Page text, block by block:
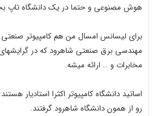
هوش مصنوعی و حتما در یک دانشگاه تاپ
برای لیسانس امسال من هم کامپیوتر
مهندسی برق صنعتی شاهرود که در گرایشهای
مخابرات و .. ارائه میشه.
اساتید دانشگاه کامپیوتر اکثرا استادیار
رو از همون دانشگاه شاهرود گرفتند.